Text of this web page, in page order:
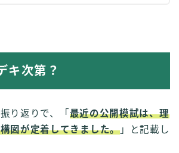
キ次第？
り返りで、「 最近の公開模試は、理
図が定着してきました。 」と記載し